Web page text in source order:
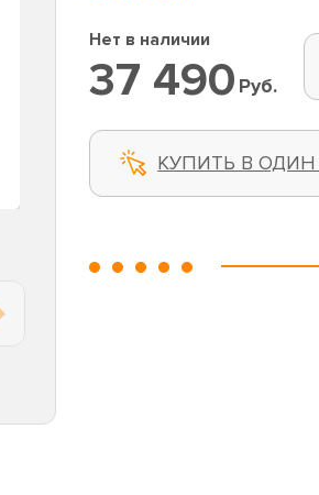
Нет в наличии
37 490 Руб.
КУПИТЬ В